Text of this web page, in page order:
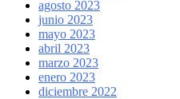
agosto 2023
junio 2023
mayo 2023
abril 2023
marzo 2023
enero 2023
diciembre 2022